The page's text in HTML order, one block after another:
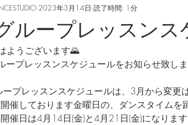
ループレッスンス
2023年3月14日 読了時間: 1分
ようございます🌄
ープレッスンスケジュールをお知らせ致し
プレッスンスケジュールは、3月から変更
催しております金曜日の、ダンスタイムを
催日は4月14日(金)と4月21日(金)になりま